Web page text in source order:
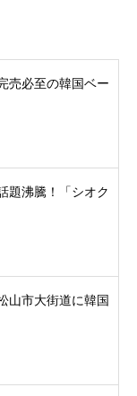
売必至の韓国ベー
題沸騰！「シオク
山市大街道に韓国